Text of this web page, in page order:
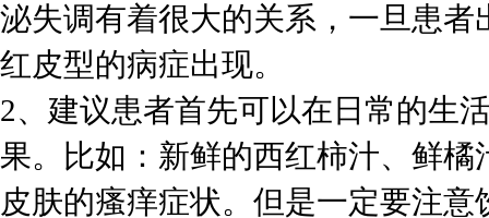
泌失调有着很大的关系，一旦患
红皮型的病症出现。
2、建议患者首先可以在日常的生
果。比如：新鲜的西红柿汁、鲜
皮肤的瘙痒症状。但是一定要注意